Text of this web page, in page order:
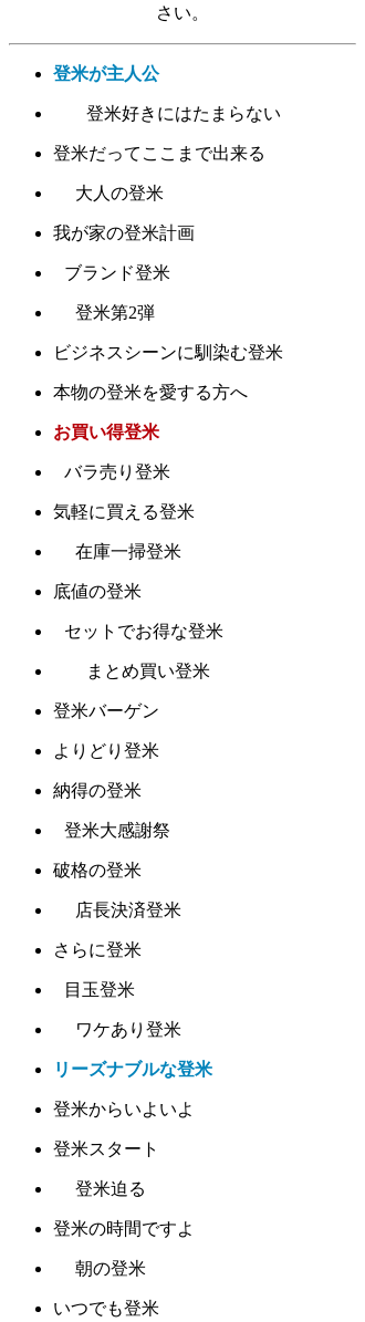
さい。
登米が主人公
登米好きにはたまらない
登米だってここまで出来る
大人の登米
我が家の登米計画
ブランド登米
登米第2弾
ビジネスシーンに馴染む登米
本物の登米を愛する方へ
お買い得登米
バラ売り登米
気軽に買える登米
在庫一掃登米
底値の登米
セットでお得な登米
まとめ買い登米
登米バーゲン
よりどり登米
納得の登米
登米大感謝祭
破格の登米
店長決済登米
さらに登米
目玉登米
ワケあり登米
リーズナブルな登米
登米からいよいよ
登米スタート
登米迫る
登米の時間ですよ
朝の登米
いつでも登米